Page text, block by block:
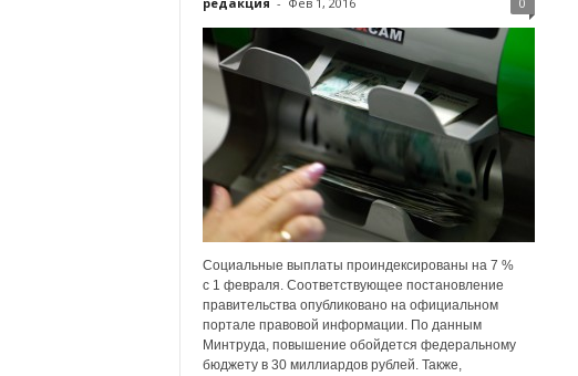
Социальные выплаты проиндексированы на 7 %
с 1 февраля. Соответствующее постановление
правительства опубликовано на официальном
портале правовой информации. По данным
Минтруда, повышение обойдется федеральному
бюджету в 30 миллиардов рублей. Также,